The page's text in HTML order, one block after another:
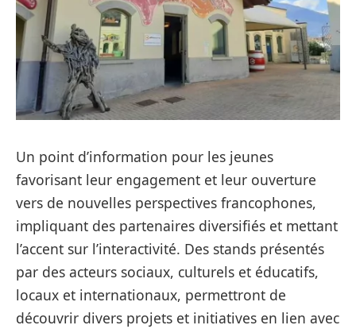
Un point d’information pour les jeunes
favorisant leur engagement et leur ouverture
vers de nouvelles perspectives francophones,
impliquant des partenaires diversifiés et mettant
l’accent sur l’interactivité. Des stands présentés
par des acteurs sociaux, culturels et éducatifs,
locaux et internationaux, permettront de
découvrir divers projets et initiatives en lien avec